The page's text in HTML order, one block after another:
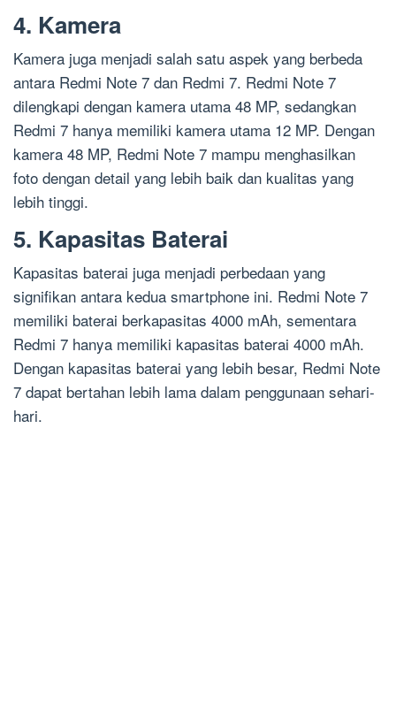
4. Kamera
Kamera juga menjadi salah satu aspek yang berbeda
antara Redmi Note 7 dan Redmi 7. Redmi Note 7
dilengkapi dengan kamera utama 48 MP, sedangkan
Redmi 7 hanya memiliki kamera utama 12 MP. Dengan
kamera 48 MP, Redmi Note 7 mampu menghasilkan
foto dengan detail yang lebih baik dan kualitas yang
lebih tinggi.
5. Kapasitas Baterai
Kapasitas baterai juga menjadi perbedaan yang
signifikan antara kedua smartphone ini. Redmi Note 7
memiliki baterai berkapasitas 4000 mAh, sementara
Redmi 7 hanya memiliki kapasitas baterai 4000 mAh.
Dengan kapasitas baterai yang lebih besar, Redmi Note
7 dapat bertahan lebih lama dalam penggunaan sehari-
hari.